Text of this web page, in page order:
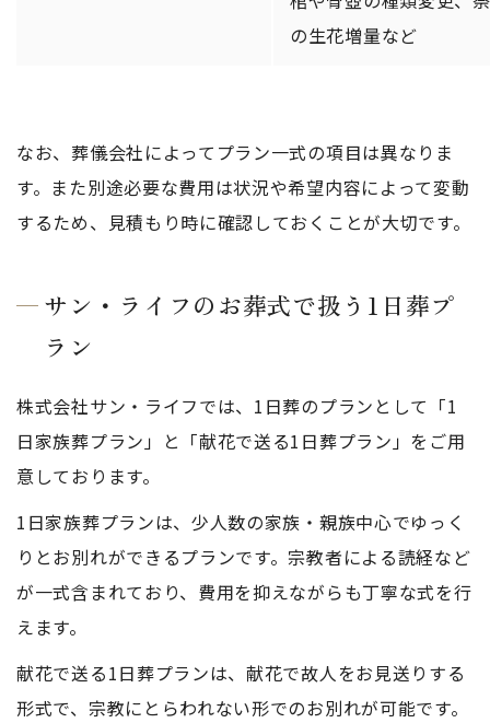
の生花増量など
なお、葬儀会社によってプラン一式の項目は異なりま
す。また別途必要な費用は状況や希望内容によって変動
するため、見積もり時に確認しておくことが大切です。
サン・ライフのお葬式で扱う1日葬プ
ラン
株式会社サン・ライフでは、1日葬のプランとして「1
日家族葬プラン」と「献花で送る1日葬プラン」をご用
意しております。
1日家族葬プランは、少人数の家族・親族中心でゆっく
りとお別れができるプランです。宗教者による読経など
が一式含まれており、費用を抑えながらも丁寧な式を行
えます。
献花で送る1日葬プランは、献花で故人をお見送りする
形式で、宗教にとらわれない形でのお別れが可能です。